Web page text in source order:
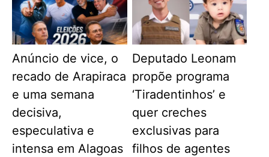
Anúncio de vice, o
recado de Arapiraca
e uma semana
decisiva,
especulativa e
intensa em Alagoas
Deputado Leonam
propõe programa
‘Tiradentinhos’ e
quer creches
exclusivas para
filhos de agentes